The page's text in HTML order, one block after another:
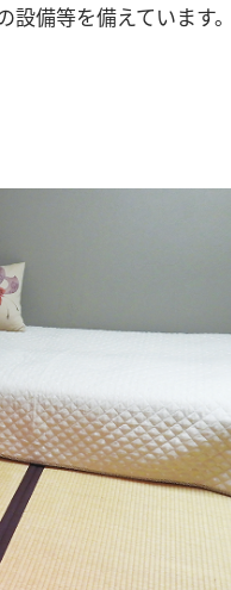
備等を備えています。